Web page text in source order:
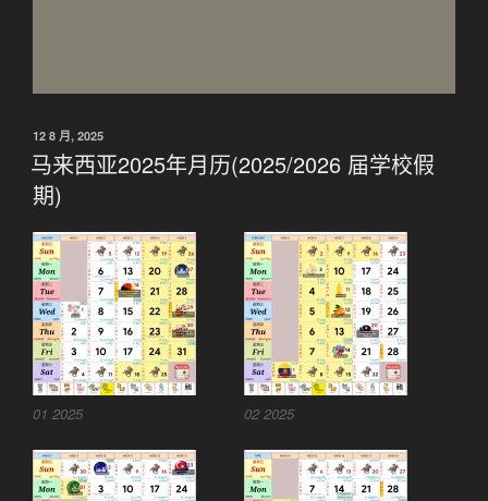
发
布
于
12 8 月, 2025
马来西亚2025年月历(2025/2026 届学校假
期)
01 2025 02 2025